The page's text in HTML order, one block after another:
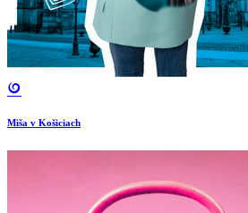
Miša v Košiciach